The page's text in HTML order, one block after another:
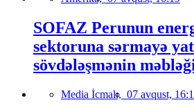
SOFAZ Perunun
sektoruna sərmayə
sövdələşmənin
Media İcmalı, 07 avqust,